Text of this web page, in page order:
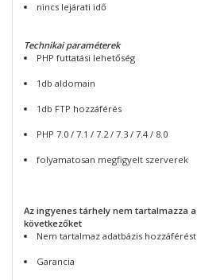
nincs lejárati idő
Technikai paraméterek
PHP futtatási lehetőség
1db aldomain
1db FTP hozzáférés
PHP 7.0 / 7.1 / 7.2 / 7.3 / 7.4 / 8.0
folyamatosan megfigyelt szerverek
Az ingyenes tárhely nem tartalmazza a
következőket
Nem tartalmaz adatbázis hozzáférést
Garancia